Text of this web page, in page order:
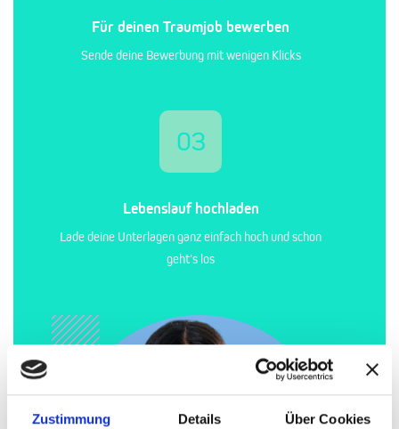
Zustimmung Details Über Cookies
Für deinen Traumjob bewerben
Sende deine Bewerbung mit wenigen Klicks
03
Lebenslauf hochladen
Lade deine Unterlagen ganz einfach hoch und schon
geht's los